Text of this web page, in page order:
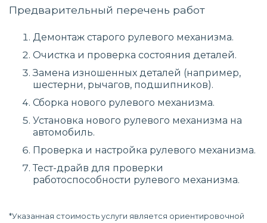
Предварительный перечень работ
Демонтаж старого рулевого механизма.
Очистка и проверка состояния деталей.
Замена изношенных деталей (например,
шестерни, рычагов, подшипников).
Сборка нового рулевого механизма.
Установка нового рулевого механизма на
автомобиль.
Проверка и настройка рулевого механизма.
Тест-драйв для проверки
работоспособности рулевого механизма.
*Указанная стоимость услуги является ориентировочной